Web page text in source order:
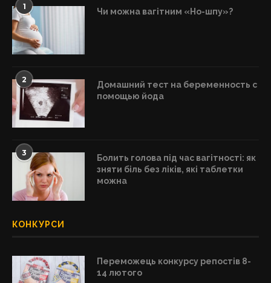
1 Чи можна вагітним «Но-шпу»?
2
Домашний тест на беременность с
помощью йода
3
Болить голова під час вагітності: як
зняти біль без ліків, які таблетки
можна
КОНКУРСИ
Переможець конкурсу репостів 8-
14 лютого